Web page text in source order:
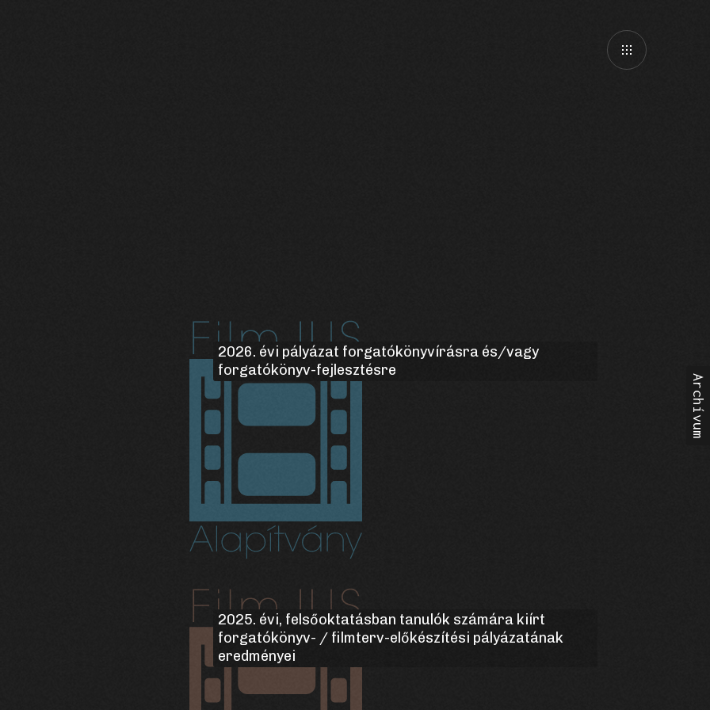
2026. évi pályázat forgatókönyvírásra és/vagy
forgatókönyv-fejlesztésre
2025. évi, felsőoktatásban tanulók számára kiírt
forgatókönyv- / filmterv-előkészítési pályázatának
eredményei